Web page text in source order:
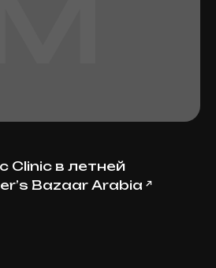
Clinic в летней
Bazaar Arabia ↗